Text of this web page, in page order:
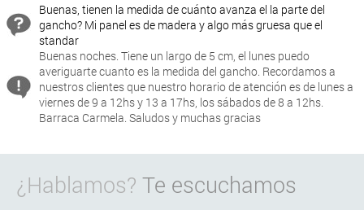
Buenas, tienen la medida de cuánto avanza el la parte del
gancho? Mi panel es de madera y algo más gruesa que el
standar
Buenas noches. Tiene un largo de 5 cm, el lunes puedo
averiguarte cuanto es la medida del gancho. Recordamos a
nuestros clientes que nuestro horario de atención es de lunes a
viernes de 9 a 12hs y 13 a 17hs, los sábados de 8 a 12hs.
Barraca Carmela. Saludos y muchas gracias
¿Hablamos? Te escuchamos